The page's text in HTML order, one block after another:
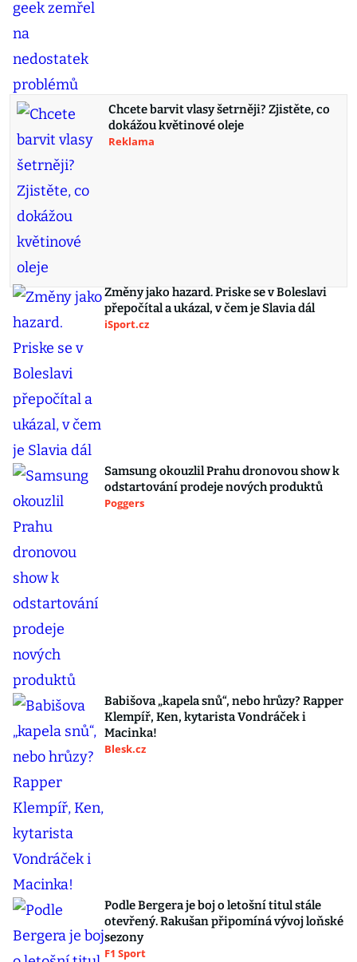
Chcete barvit vlasy šetrněji? Zjistěte, co
dokážou květinové oleje
Reklama
Změny jako hazard. Priske se v Boleslavi
přepočítal a ukázal, v čem je Slavia dál
iSport.cz
Samsung okouzlil Prahu dronovou show k
odstartování prodeje nových produktů
Poggers
Babišova „kapela snů“, nebo hrůzy? Rapper
Klempíř, Ken, kytarista Vondráček i
Macinka!
Blesk.cz
Podle Bergera je boj o letošní titul stále
otevřený. Rakušan připomíná vývoj loňské
sezony
F1 Sport